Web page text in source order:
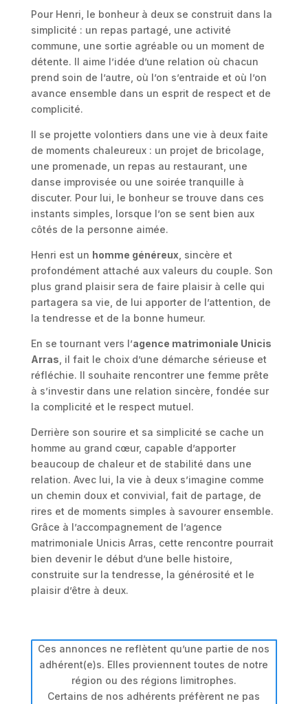
Pour Henri, le bonheur à deux se construit dans la
simplicité : un repas partagé, une activité
commune, une sortie agréable ou un moment de
détente. Il aime l’idée d’une relation où chacun
prend soin de l’autre, où l’on s’entraide et où l’on
avance ensemble dans un esprit de respect et de
complicité.
Il se projette volontiers dans une vie à deux faite
de moments chaleureux : un projet de bricolage,
une promenade, un repas au restaurant, une
danse improvisée ou une soirée tranquille à
discuter. Pour lui, le bonheur se trouve dans ces
instants simples, lorsque l’on se sent bien aux
côtés de la personne aimée.
Henri est un homme généreux , sincère et
profondément attaché aux valeurs du couple. Son
plus grand plaisir sera de faire plaisir à celle qui
partagera sa vie, de lui apporter de l’attention, de
la tendresse et de la bonne humeur.
En se tournant vers l’agence matrimoniale Unicis
Arras , il fait le choix d’une démarche sérieuse et
réfléchie. Il souhaite rencontrer une femme prête
à s’investir dans une relation sincère, fondée sur
la complicité et le respect mutuel.
Derrière son sourire et sa simplicité se cache un
homme au grand cœur, capable d’apporter
beaucoup de chaleur et de stabilité dans une
relation. Avec lui, la vie à deux s’imagine comme
un chemin doux et convivial, fait de partage, de
rires et de moments simples à savourer ensemble.
Grâce à l’accompagnement de l’agence
matrimoniale Unicis Arras, cette rencontre pourrait
bien devenir le début d’une belle histoire,
construite sur la tendresse, la générosité et le
plaisir d’être à deux.
Ces annonces ne reflètent qu’une partie de nos
adhérent(e)s. Elles proviennent toutes de notre
région ou des régions limitrophes.
Certains de nos adhérents préfèrent ne pas